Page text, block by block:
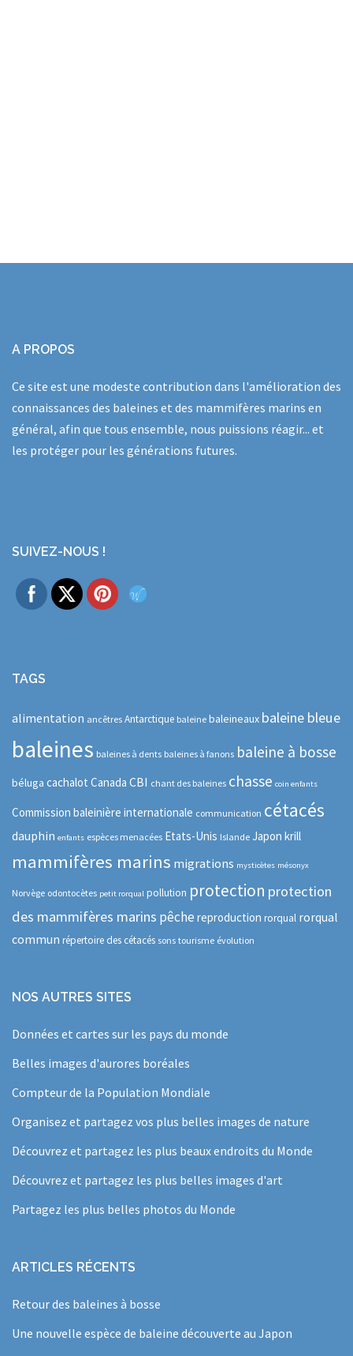
A PROPOS
Ce site est une modeste contribution dans l'amélioration des
connaissances des baleines et des mammifères marins en
général, afin que tous ensemble, nous puissions réagir... et
les protéger pour les générations futures.
SUIVEZ-NOUS !
TAGS
alimentation ancêtres Antarctique baleine baleineaux baleine bleue
baleines baleines à dents baleines à fanons baleine à bosse
béluga cachalot Canada CBI chant des baleines chasse coin enfants
Commission baleinière internationale communication cétacés
dauphin enfants espèces menacées Etats-Unis Islande Japon krill
mammifères marins migrations mysticètes mésonyx
Norvège odontocètes petit rorqual pollution protection protection
des mammifères marins pêche reproduction rorqual rorqual
commun répertoire des cétacés sons tourisme évolution
NOS AUTRES SITES
Données et cartes sur les pays du monde
Belles images d'aurores boréales
Compteur de la Population Mondiale
Organisez et partagez vos plus belles images de nature
Découvrez et partagez les plus beaux endroits du Monde
Découvrez et partagez les plus belles images d'art
Partagez les plus belles photos du Monde
ARTICLES RÉCENTS
Retour des baleines à bosse
Une nouvelle espèce de baleine découverte au Japon